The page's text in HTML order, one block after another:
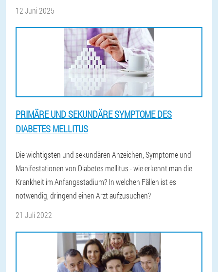
12 Juni 2025
PRIMÄRE UND SEKUNDÄRE SYMPTOME DES
DIABETES MELLITUS
Die wichtigsten und sekundären Anzeichen, Symptome und
Manifestationen von Diabetes mellitus - wie erkennt man die
Krankheit im Anfangsstadium? In welchen Fällen ist es
notwendig, dringend einen Arzt aufzusuchen?
21 Juli 2022